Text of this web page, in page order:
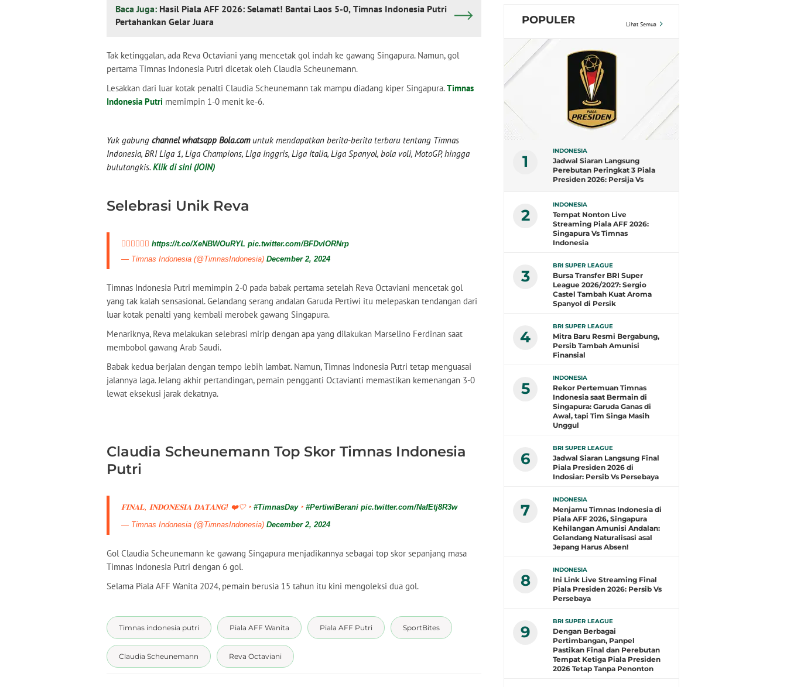
Baca Juga: Hasil Piala AFF 2026: Selamat! Bantai Laos 5-0, Timnas Indonesia Putri
Pertahankan Gelar Juara
Tak ketinggalan, ada Reva Octaviani yang mencetak gol indah ke gawang Singapura. Namun, gol
pertama Timnas Indonesia Putri dicetak oleh Claudia Scheunemann.
Lesakkan dari luar kotak penalti Claudia Scheunemann tak mampu diadang kiper Singapura.Timnas
Indonesia Putri memimpin 1-0 menit ke-6.
Yuk gabung channel whatsapp Bola.comuntuk mendapatkan berita-berita terbaru tentang Timnas
Indonesia, BRI Liga 1, Liga Champions, Liga Inggris, Liga Italia, Liga Spanyol, bola voli, MotoGP, hingga
bulutangkis. Klik di sini (JOIN)
Selebrasi Unik Reva
😮‍💨😮‍💨😮‍💨 https://t.co/XeNBWOuRYL pic.twitter.com/BFDvlORNrp
— Timnas Indonesia (@TimnasIndonesia) December 2, 2024
Timnas Indonesia Putri memimpin 2-0 pada babak pertama setelah Reva Octaviani mencetak gol
yang tak kalah sensasional. Gelandang serang andalan Garuda Pertiwi itu melepaskan tendangan dari
luar kotak penalti yang kembali merobek gawang Singapura.
Menariknya, Reva melakukan selebrasi mirip dengan apa yang dilakukan Marselino Ferdinan saat
membobol gawang Arab Saudi.
Babak kedua berjalan dengan tempo lebih lambat. Namun, Timnas Indonesia Putri tetap menguasai
jalannya laga. Jelang akhir pertandingan, pemain pengganti Octavianti memastikan kemenangan 3-0
lewat eksekusi jarak dekatnya.
Claudia Scheunemann Top Skor Timnas Indonesia
Putri
𝐅𝐈𝐍𝐀𝐋, 𝐈𝐍𝐃𝐎𝐍𝐄𝐒𝐈𝐀 𝐃𝐀𝐓𝐀𝐍𝐆! ❤️🤍 ‣ #TimnasDay‣ #PertiwiBerani pic.twitter.com/NafEtj8R3w
— Timnas Indonesia (@TimnasIndonesia) December 2, 2024
Gol Claudia Scheunemann ke gawang Singapura menjadikannya sebagai top skor sepanjang masa
Timnas Indonesia Putri dengan 6 gol.
Selama Piala AFF Wanita 2024, pemain berusia 15 tahun itu kini mengoleksi dua gol.
Timnas indonesia putri Piala AFF Wanita Piala AFF Putri SportBites
Claudia Scheunemann Reva Octaviani
POPULER Lihat Semua
1
INDONESIA
Jadwal Siaran Langsung
Perebutan Peringkat 3 Piala
Presiden 2026: Persija Vs
2
INDONESIA
Tempat Nonton Live
Streaming Piala AFF 2026:
Singapura Vs Timnas
Indonesia
3
BRI SUPER LEAGUE
Bursa Transfer BRI Super
League 2026/2027: Sergio
Castel Tambah Kuat Aroma
Spanyol di Persik
4
BRI SUPER LEAGUE
Mitra Baru Resmi Bergabung,
Persib Tambah Amunisi
Finansial
5
INDONESIA
Rekor Pertemuan Timnas
Indonesia saat Bermain di
Singapura: Garuda Ganas di
Awal, tapi Tim Singa Masih
Unggul
6
BRI SUPER LEAGUE
Jadwal Siaran Langsung Final
Piala Presiden 2026 di
Indosiar: Persib Vs Persebaya
7
INDONESIA
Menjamu Timnas Indonesia di
Piala AFF 2026, Singapura
Kehilangan Amunisi Andalan:
Gelandang Naturalisasi asal
Jepang Harus Absen!
8
INDONESIA
Ini Link Live Streaming Final
Piala Presiden 2026: Persib Vs
Persebaya
9
BRI SUPER LEAGUE
Dengan Berbagai
Pertimbangan, Panpel
Pastikan Final dan Perebutan
Tempat Ketiga Piala Presiden
2026 Tetap Tanpa Penonton